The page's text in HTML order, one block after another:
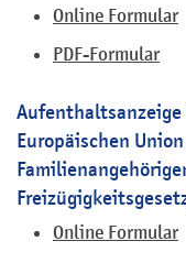
Online Formular
PDF-Formular
Europäischen
Online Formular